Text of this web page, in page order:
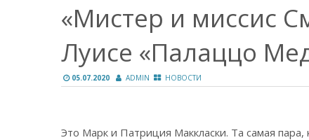
«Мистер и миссис
Луисе «Палаццо
05.07.2020 ADMIN НОВОСТИ
Это Марк и Патриция Маккласки. Та самая